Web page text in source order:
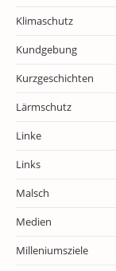
Klimaschutz
Kundgebung
Kurzgeschichten
Lärmschutz
Linke
Links
Malsch
Medien
Milleniumsziele